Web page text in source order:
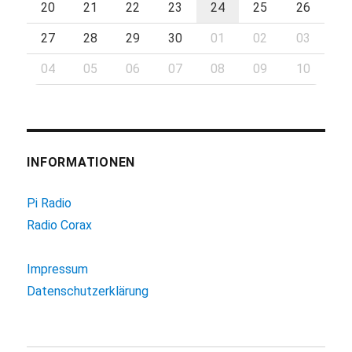
20 21 22 23 24 25 26
27 28 29 30 01 02 03
04 05 06 07 08 09 10
INFORMATIONEN
Pi Radio
Radio Corax
Impressum
Datenschutzerklärung